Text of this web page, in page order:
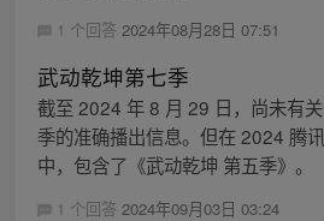
1 个回答 2024年08月28日 07:51
武动乾坤第七季
截至 2024 年 8 月 29 日，尚未有
季的准确播出信息。但在 2024 腾
中，包含了《武动乾坤 第五季》。
1 个回答 2024年09月03日 03:24